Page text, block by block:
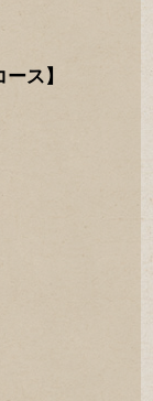
ス】